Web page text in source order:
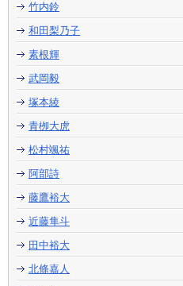
竹内鈴
和田梨乃子
素根輝
武岡毅
塚本綾
青栁大虎
松村颯祐
阿部詩
藤鷹裕大
近藤隼斗
田中裕大
北條嘉人